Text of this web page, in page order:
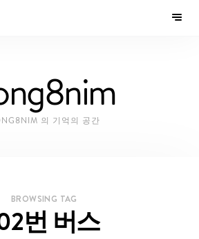
의 기억의 공간
BROWSING TAG
번 버스